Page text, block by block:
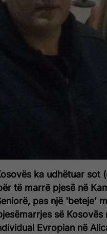
ka udhëtuar sot
të marrë pjesë në
pas një 'beteje'
së
Evropian në